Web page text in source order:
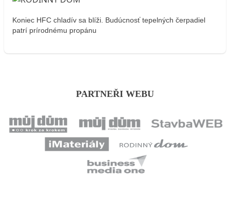
Koniec HFC chladív sa blíži. Budúcnosť tepelných čerpadiel
patrí prírodnému propánu
PARTNEŘI WEBU